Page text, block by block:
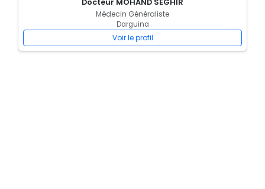
Docteur MOHAND SEGHIR
Médecin Généraliste
Darguina
Voir le profil